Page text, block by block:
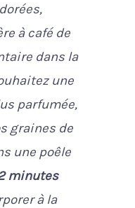
à café de
dans la
une
parfumée,
graines de
une poêle
minutes
à la